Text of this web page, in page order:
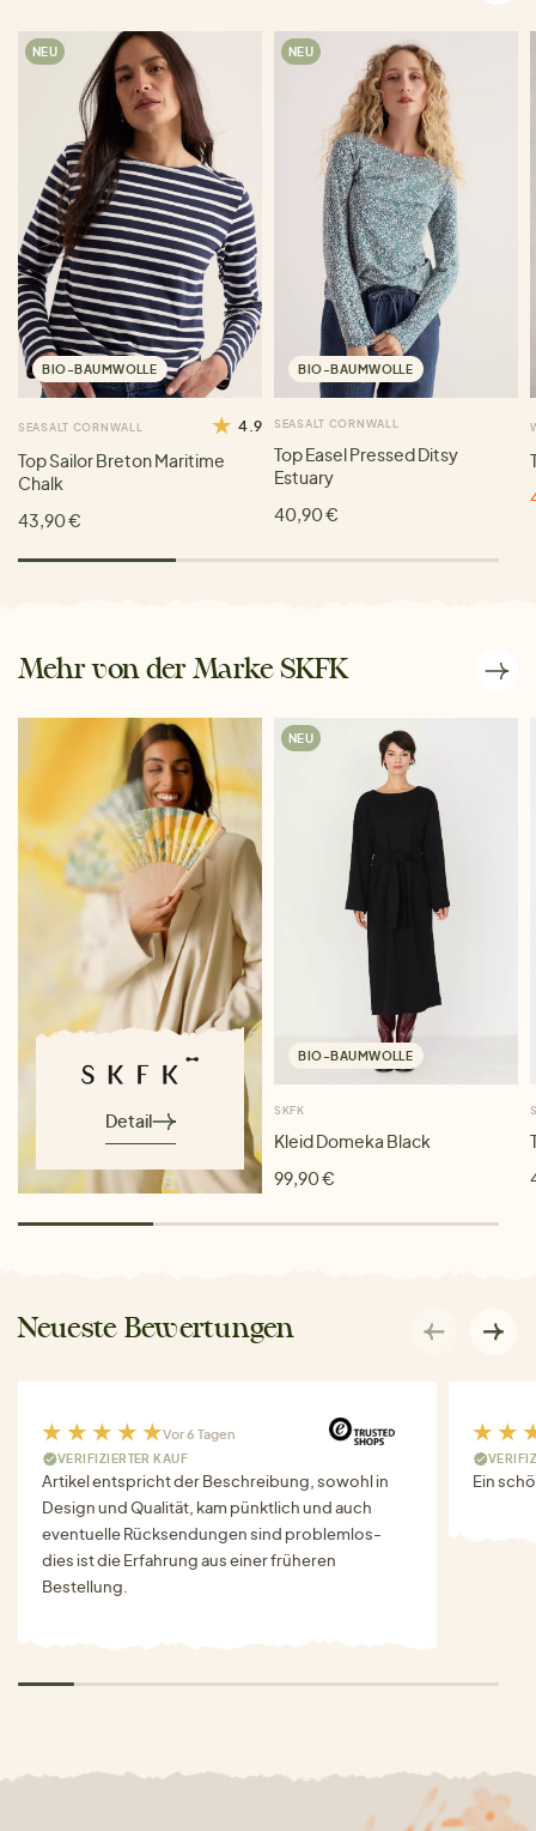
NEU
BIO-BAUMWOLLE
SEASALT CORNWALL 4.9
Top Sailor Breton Maritime
Chalk
43,90 €
NEU
BIO-BAUMWOLLE
SEASALT CORNWALL
Top Easel Pressed Ditsy
Estuary
40,90 €
Mehr von der Marke SKFK
Detail
NEU
BIO-BAUMWOLLE
SKFK
Kleid Domeka Black
99,90 €
Neueste Bewertungen
Vor 6 Tagen
VERIFIZIERTER KAUF
Artikel entspricht der Beschreibung, sowohl in
Design und Qualität, kam pünktlich und auch
eventuelle Rücksendungen sind problemlos-
dies ist die Erfahrung aus einer früheren
Bestellung.
Ein